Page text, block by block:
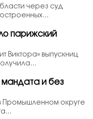
через суд
парижский
Виктора» выпускниц
мандата и без
Промышленном округе